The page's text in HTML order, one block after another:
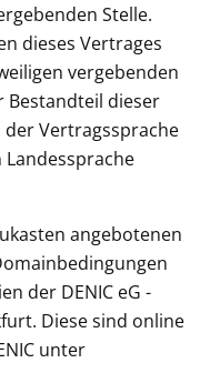
Stelle.
dieses Vertrages
vergebenden
Bestandteil dieser
der Vertragssprache
angebotenen
der DENIC eG -
Diese sind online
unter